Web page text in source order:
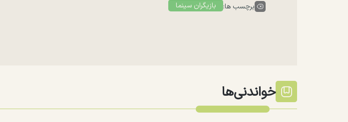
برچسب ها: بازیگران سینما
خواندنی‌ها